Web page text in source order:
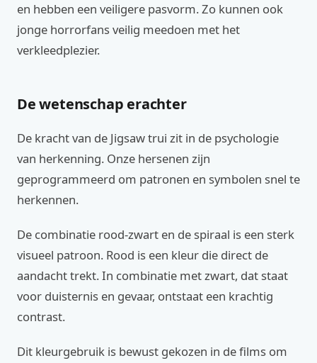
en hebben een veiligere pasvorm. Zo kunnen ook
jonge horrorfans veilig meedoen met het
verkleedplezier.
De wetenschap erachter
De kracht van de Jigsaw trui zit in de psychologie
van herkenning. Onze hersenen zijn
geprogrammeerd om patronen en symbolen snel te
herkennen.
De combinatie rood-zwart en de spiraal is een sterk
visueel patroon. Rood is een kleur die direct de
aandacht trekt. In combinatie met zwart, dat staat
voor duisternis en gevaar, ontstaat een krachtig
contrast.
Dit kleurgebruik is bewust gekozen in de films om